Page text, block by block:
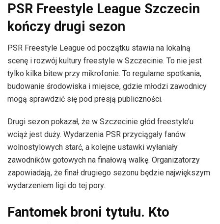
PSR Freestyle League Szczecin
kończy drugi sezon
PSR Freestyle League od początku stawia na lokalną
scenę i rozwój kultury freestyle w Szczecinie. To nie jest
tylko kilka bitew przy mikrofonie. To regularne spotkania,
budowanie środowiska i miejsce, gdzie młodzi zawodnicy
mogą sprawdzić się pod presją publiczności.
Drugi sezon pokazał, że w Szczecinie głód freestyle’u
wciąż jest duży. Wydarzenia PSR przyciągały fanów
wolnostylowych starć, a kolejne ustawki wyłaniały
zawodników gotowych na finałową walkę. Organizatorzy
zapowiadają, że finał drugiego sezonu będzie największym
wydarzeniem ligi do tej pory.
Fantomek broni tytułu. Kto